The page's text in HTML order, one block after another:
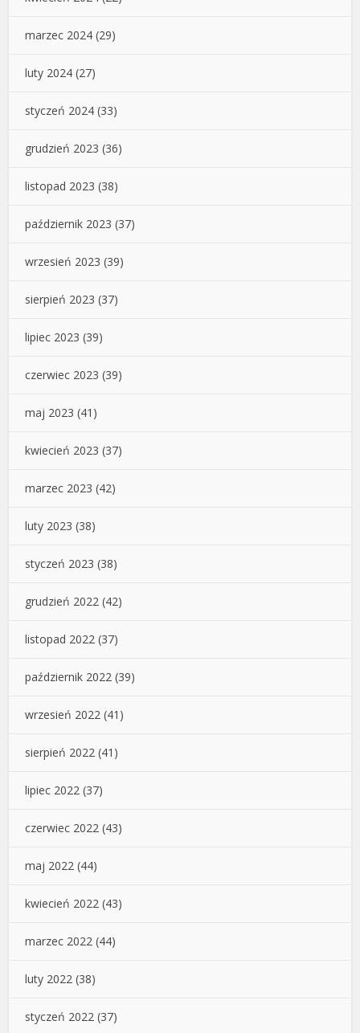
marzec 2024 (29)
luty 2024 (27)
styczeń 2024 (33)
grudzień 2023 (36)
listopad 2023 (38)
październik 2023 (37)
wrzesień 2023 (39)
sierpień 2023 (37)
lipiec 2023 (39)
czerwiec 2023 (39)
maj 2023 (41)
kwiecień 2023 (37)
marzec 2023 (42)
luty 2023 (38)
styczeń 2023 (38)
grudzień 2022 (42)
listopad 2022 (37)
październik 2022 (39)
wrzesień 2022 (41)
sierpień 2022 (41)
lipiec 2022 (37)
czerwiec 2022 (43)
maj 2022 (44)
kwiecień 2022 (43)
marzec 2022 (44)
luty 2022 (38)
styczeń 2022 (37)